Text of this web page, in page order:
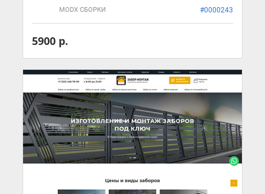
MODX СБОРКИ #0000243
5900 р.